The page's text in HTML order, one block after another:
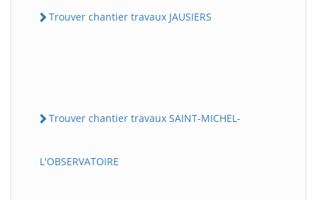
Trouver chantier travaux JAUSIERS
Trouver chantier travaux SAINT-MICHEL-
L'OBSERVATOIRE